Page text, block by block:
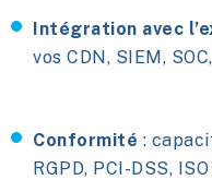
Intégration avec
vos CDN, SIEM,
Conformité :
RGPD, PCI-DSS,